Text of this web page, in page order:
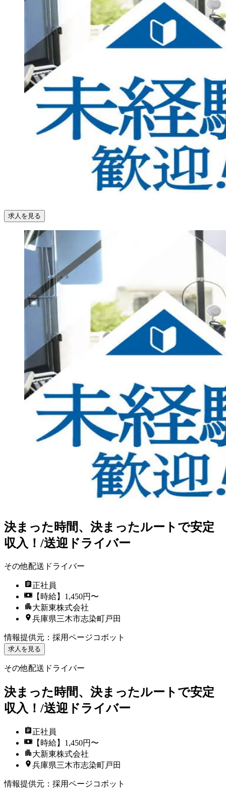
求人を見る
決まった時間、決まったルートで安定
収入！/送迎ドライバー
その他配送ドライバー
正社員
【時給】1,450円〜
大新東株式会社
兵庫県三木市志染町戸田
情報提供元 ： 採用ページコボット
求人を見る
その他配送ドライバー
決まった時間、決まったルートで安定
収入！/送迎ドライバー
正社員
【時給】1,450円〜
大新東株式会社
兵庫県三木市志染町戸田
情報提供元 ： 採用ページコボット